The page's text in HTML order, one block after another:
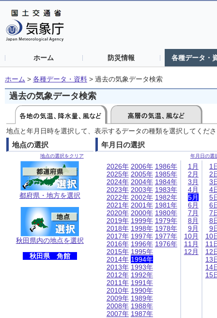
ホーム 防災情報 各種データ・
ホーム > 各種データ・資料 > 過去の気象データ検索
過去の気象データ検索
地点と年月日時を選択して、表示するデータの種類を選択してくだ
地点の選択
地点の選択をクリア
都府県・地方を選択
秋田県内の地点を選択
秋田県 角館
年月日の選択
年月日の選
2026年
2025年
2024年
2023年
2022年
2021年
2020年
2019年
2018年
2017年
2016年
2015年
2014年
2013年
2012年
2011年
2010年
2009年
2008年
2007年
2006年
2005年
2004年
2003年
2002年
2001年
2000年
1999年
1998年
1997年
1996年
1995年
1994年
1993年
1992年
1991年
1990年
1989年
1988年
1987年
1986年
1985年
1984年
1983年
1982年
1981年
1980年
1979年
1978年
1977年
1976年
1月
2月
3月
4月
5月
6月
7月
8月
9月
10月
11月
12月
1
2
3
4
5
6
7
8
9
10
11
12
13
14
15